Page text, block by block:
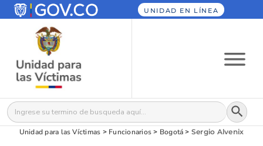
UNIDAD EN LÍNEA
Buscar: Botón
Unidad para las Víctimas > Funcionarios > Bogotá > Sergio Alvenix